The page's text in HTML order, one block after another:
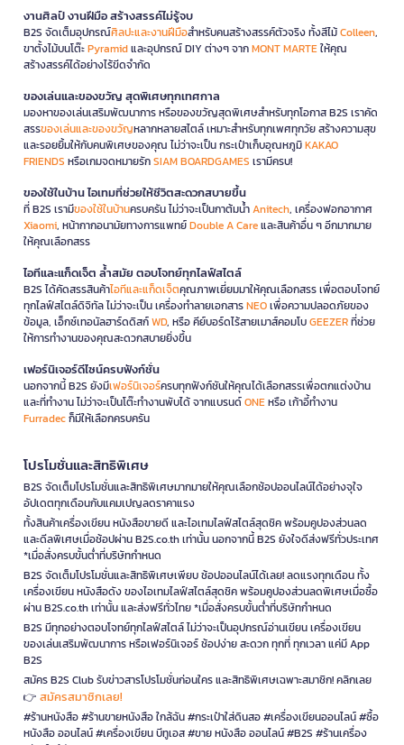
งานศิลป์ งานฝีมือ สร้างสรรค์ไม่รู้จบ
B2S จัดเต็มอุปกรณ์ศิลปะและงานฝีมือสำหรับคนสร้างสรรค์ตัวจริง ทั้งสีไม้Colleen,
ขาตั้งไม้บนโต๊ะPyramidและอุปกรณ์ DIY ต่างๆ จากMONT MARTEให้คุณ
สร้างสรรค์ได้อย่างไร้ขีดจำกัด
ของเล่นและของขวัญ สุดพิเศษทุกเทศกาล
มองหาของเล่นเสริมพัฒนาการ หรือของขวัญสุดพิเศษสำหรับทุกโอกาส B2S เราคัด
สรรของเล่นและของขวัญหลากหลายสไตล์ เหมาะสำหรับทุกเพศทุกวัย สร้างความสุข
และรอยยิ้มให้กับคนพิเศษของคุณ ไม่ว่าจะเป็น กระเป๋าเก็บอุณหภูมิKAKAO
FRIENDS หรือเกมจดหมายรักSIAM BOARDGAMES เรามีครบ!
ของใช้ในบ้าน ไอเทมที่ช่วยให้ชีวิตสะดวกสบายขึ้น
ที่ B2S เรามีของใช้ในบ้านครบครัน ไม่ว่าจะเป็นกาต้มน้ำAnitech, เครื่องฟอกอากาศ
Xiaomi, หน้ากากอนามัยทางการแพทย์Double A Careและสินค้าอื่น ๆ อีกมากมาย
ให้คุณเลือกสรร
ไอทีและแก็ดเจ็ต ล้ำสมัย ตอบโจทย์ทุกไลฟ์สไตล์
B2S ได้คัดสรรสินค้าไอทีและแก็ดเจ็ตคุณภาพเยี่ยมมาให้คุณเลือกสรร เพื่อตอบโจทย์
ทุกไลฟ์สไตล์ดิจิทัล ไม่ว่าจะเป็น เครื่องทำลายเอกสารNEOเพื่อความปลอดภัยของ
ข้อมูล, เอ็กซ์เทอนัลฮาร์ดดิสก์WD, หรือ คีย์บอร์ดไร้สายเมาส์คอมโบGEEZERที่ช่วย
ให้การทำงานของคุณสะดวกสบายยิ่งขึ้น
เฟอร์นิเจอร์ดีไซน์ครบฟังก์ชั่น
นอกจากนี้ B2S ยังมีเฟอร์นิเจอร์ครบทุกฟังก์ชันให้คุณได้เลือกสรรเพื่อตกแต่งบ้าน
และที่ทำงาน ไม่ว่าจะเป็นโต๊ะทำงานพับได้ จากแบรนด์ONEหรือ เก้าอี้ทำงาน
Furradecก็มีให้เลือกครบครัน
โปรโมชั่นและสิทธิพิเศษ
B2S จัดเต็มโปรโมชั่นและสิทธิพิเศษมากมายให้คุณเลือกช้อปออนไลน์ได้อย่างจุใจ
อัปเดตทุกเดือนกับแคมเปญลดราคาแรง
ทั้งสินค้าเครื่องเขียน หนังสือขายดี และไอเทมไลฟ์สไตล์สุดชิค พร้อมคูปองส่วนลด
และดีลพิเศษเมื่อช้อปผ่าน B2S.co.th เท่านั้น นอกจากนี้ B2S ยังใจดีส่งฟรีทั่วประเทศ
*เมื่อสั่งครบขั้นต่ำที่บริษัทกำหนด
B2S จัดเต็มโปรโมชั่นและสิทธิพิเศษเพียบ ช้อปออนไลน์ได้เลย! ลดแรงทุกเดือน ทั้ง
เครื่องเขียน หนังสือดัง ของไอเทมไลฟ์สไตล์สุดชิค พร้อมคูปองส่วนลดพิเศษเมื่อซื้อ
ผ่าน B2S.co.th เท่านั้น และส่งฟรีทั่วไทย *เมื่อสั่งครบขั้นต่ำที่บริษัทกำหนด
B2S มีทุกอย่างตอบโจทย์ทุกไลฟ์สไตล์ ไม่ว่าจะเป็นอุปกรณ์อ่านเขียน เครื่องเขียน
ของเล่นเสริมพัฒนาการ หรือเฟอร์นิเจอร์ ช้อปง่าย สะดวก ทุกที่ ทุกเวลา แค่มี App
B2S
สมัคร B2S Club รับข่าวสารโปรโมชั่นก่อนใคร และสิทธิพิเศษเฉพาะสมาชิก! คลิกเลย
👉 สมัครสมาชิกเลย!
#ร้านหนังสือ #ร้านขายหนังสือ ใกล้ฉัน #กระเป๋าใส่ดินสอ #เครื่องเขียนออนไลน์ #ซื้อ
หนังสือ ออนไลน์ #เครื่องเขียน บีทูเอส #ขาย หนังสือ ออนไลน์ #B2S #ร้านเครื่อง